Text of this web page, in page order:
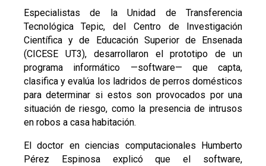
Especialistas de la Unidad de Transferencia
Tecnológica Tepic, del Centro de Investigación
Científica y de Educación Superior de Ensenada
(CICESE UT3), desarrollaron el prototipo de un
programa informático —software— que capta,
clasifica y evalúa los ladridos de perros domésticos
para determinar si estos son provocados por una
situación de riesgo, como la presencia de intrusos
en robos a casa habitación.
El doctor en ciencias computacionales Humberto
Pérez Espinosa explicó que el software,